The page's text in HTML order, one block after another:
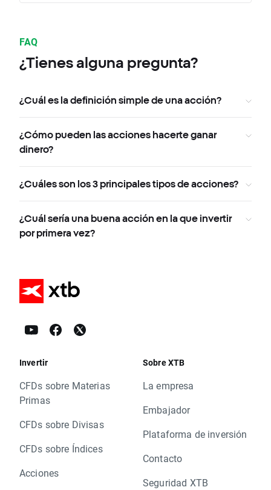
FAQ
¿Tienes alguna pregunta?
¿Cuál es la definición simple de una acción?
¿Cómo pueden las acciones hacerte ganar
dinero?
¿Cuáles son los 3 principales tipos de acciones?
¿Cuál sería una buena acción en la que invertir
por primera vez?
Invertir
CFDs sobre Materias
Primas
CFDs sobre Divisas
CFDs sobre Índices
Acciones
Sobre XTB
La empresa
Embajador
Plataforma de inversión
Contacto
Seguridad XTB